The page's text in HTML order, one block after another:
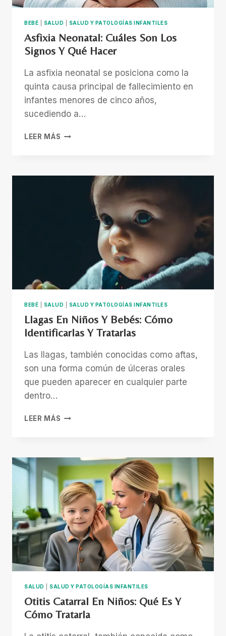
BEBÉ SALUD SALUD Y PATOLOGÍAS INFANTILES
Asfixia Neonatal: Cuáles Son Los
Signos Y Qué Hacer
La asfixia neonatal se posiciona como la
quinta causa principal de fallecimiento en
infantes menores de cinco años,
sucediendo a…
LEER MÁS ASFIXIA
LOS
BEBÉ SALUD SALUD Y PATOLOGÍAS INFANTILES
Llagas En Niños Y Bebés: Cómo
Identificarlas Y Tratarlas
Las llagas, también conocidas como aftas,
son una forma común de úlceras orales
que pueden aparecer en cualquier parte
dentro…
LEER MÁS LLAGAS
BEBÉS:
CÓMO
IDENTIFICARLAS
Y
TRATARLAS
SALUD SALUD Y PATOLOGÍAS INFANTILES
Otitis Catarral En Niños: Qué Es Y
Cómo Tratarla